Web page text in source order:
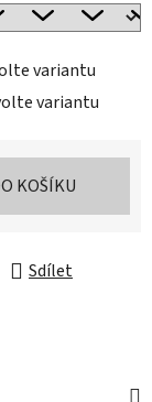
variantu
variantu
KOŠÍKU
Sdílet